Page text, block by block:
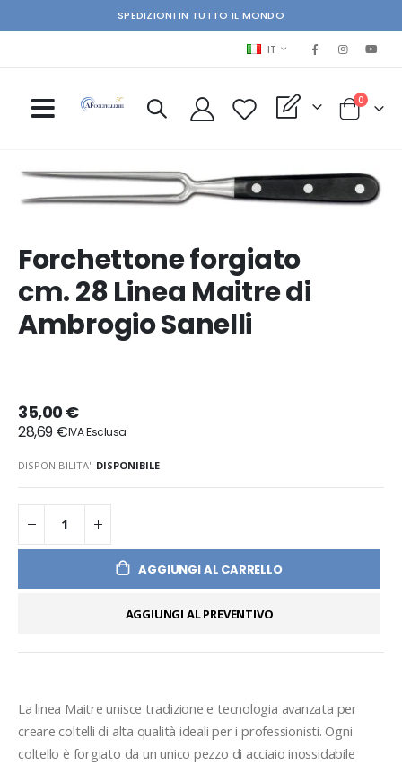
SPEDIZIONI IN TUTTO IL MONDO
LINGUA
IT
My Quote Cart
0elementi
Skip
to
of
the
images
Forchettone forgiato
cm. 28 Linea Maitre di
Ambrogio Sanelli
35,00 €
28,69 €
DISPONIBILITA': DISPONIBILE
AGGIUNGI AL CARRELLO
AGGIUNGI AL PREVENTIVO
La linea Maitre unisce tradizione e tecnologia avanzata per
creare coltelli di alta qualità ideali per i professionisti. Ogni
coltello è forgiato da un unico pezzo di acciaio inossidabile